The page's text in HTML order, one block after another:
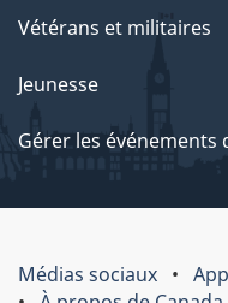
Vétérans et militaires
Jeunesse
Gérer les événements
Médias sociaux